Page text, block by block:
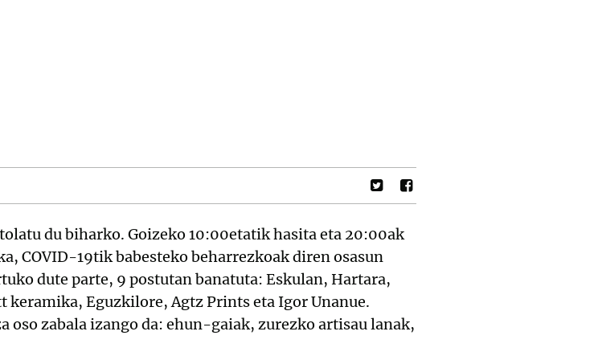
du biharko. Goizeko 10:00etatik hasita eta 20:00ak
COVID-19tik babesteko beharrezkoak diren osasun
dute parte, 9 postutan banatuta: Eskulan, Hartara,
Eguzkilore, Agtz Prints eta Igor Unanue.
zabala izango da: ehun-gaiak, zurezko artisau lanak,